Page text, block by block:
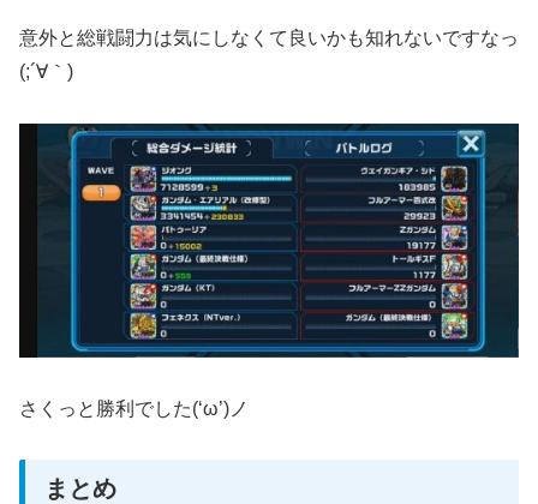
意外と総戦闘力は気にしなくて良いかも知れないですなっ
(;´∀｀)
さくっと勝利でした(‘ω’)ノ
まとめ